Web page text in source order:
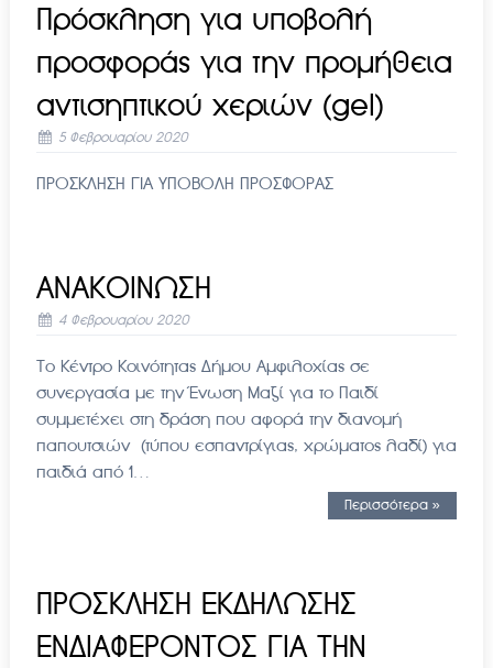
Πρόσκληση για υποβολή
προσφοράς για την προμήθεια
αντισηπτικού χεριών (gel)
5 Φεβρουαρίου 2020
ΠΡΟΣΚΛΗΣΗ ΓΙΑ ΥΠΟΒΟΛΗ ΠΡΟΣΦΟΡΑΣ
ΑΝΑΚΟΙΝΩΣΗ
4 Φεβρουαρίου 2020
Το Κέντρο Κοινότητας Δήμου Αμφιλοχίας σε
συνεργασία με την Ένωση Μαζί για το Παιδί
συμμετέχει στη δράση που αφορά την διανομή
παπουτσιών (τύπου εσπαντρίγιας, χρώματος λαδί) για
παιδιά από 1…
Περισσότερα »
ΠΡΟΣΚΛΗΣΗ ΕΚΔΗΛΩΣΗΣ
ΕΝΔΙΑΦΕΡΟΝΤΟΣ ΓΙΑ ΤΗΝ